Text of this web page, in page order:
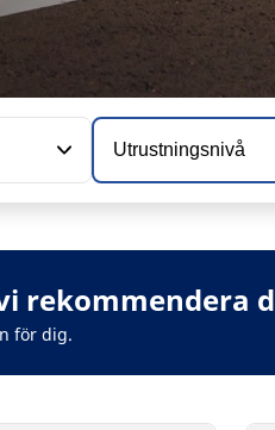
Utrustningsnivå
för dig.